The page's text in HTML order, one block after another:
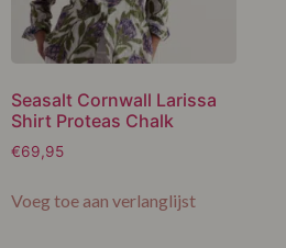
Seasalt Cornwall Larissa
Shirt Proteas Chalk
€69,95
Voeg toe aan verlanglijst